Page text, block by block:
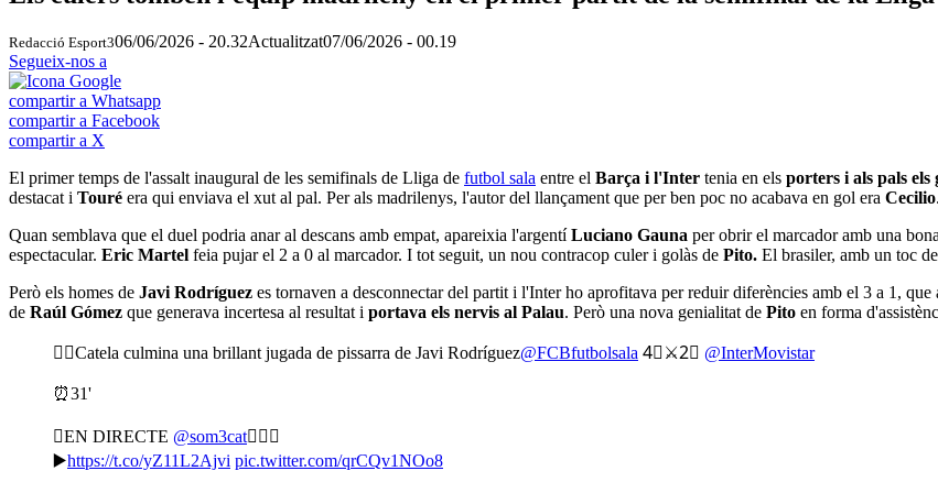
Redacció Esport306/06/2026 - 20.32Actualitzat07/06/2026 - 00.19
Segueix-nos a
compartir a Whatsapp
compartir a Facebook
compartir a X
El primer temps de l'assalt inaugural de les semifinals de Lliga de futbol sala entre el Barça i l'Inter tenia en els porters i als pals els
destacat i Touré era qui enviava el xut al pal. Per als madrilenys, l'autor del llançament que per ben poc no acabava en gol era Cecilio.
Quan semblava que el duel podria anar al descans amb empat, apareixia l'argentíLuciano Gauna per obrir el marcador amb una
espectacular. Eric Martel feia pujar el 2 a 0 al marcador. I tot seguit, un nou contracop culer i golàs de Pito. El brasiler, amb un toc
Però els homes de Javi Rodríguez es tornaven a desconnectar del partit i l'Inter ho aprofitava per reduir diferències amb el 3 a 1,
de Raúl Gómez que generava incertesa al resultat i portava els nervis al Palau. Però una nova genialitat de Pito en forma
Catela culmina una brillant jugada de pissarra de Javi Rodríguez@FCBfutbolsala 4⃣⚔️2⃣ @InterMovistar
⏰31'
EN DIRECTE @som3cat
▶️https://t.co/yZ11L2Ajvi pic.twitter.com/qrCQv1NOo8